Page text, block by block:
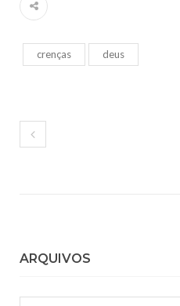
crenças deus
ARQUIVOS
Arquivos